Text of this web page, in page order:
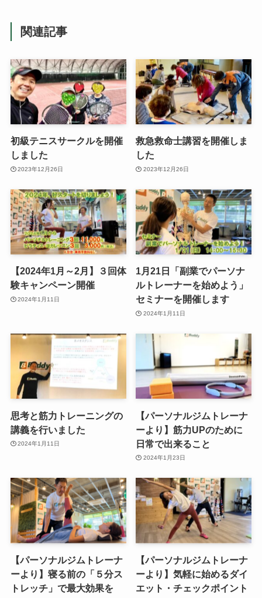
関連記事
初級テニスサークルを開催
しました
2023年12月26日
救急救命士講習を開催しま
した
2023年12月26日
【2024年1月～2月】３回体
験キャンペーン開催
2024年1月11日
1月21日「副業でパーソナ
ルトレーナーを始めよう」
セミナーを開催します
2024年1月11日
思考と筋力トレーニングの
講義を行いました
2024年1月11日
【パーソナルジムトレーナ
ーより】筋力UPのために
日常で出来ること
2024年1月23日
【パーソナルジムトレーナ
ーより】寝る前の「５分ス
トレッチ」で最大効果を
【パーソナルジムトレーナ
ーより】気軽に始めるダイ
エット・チェックポイント